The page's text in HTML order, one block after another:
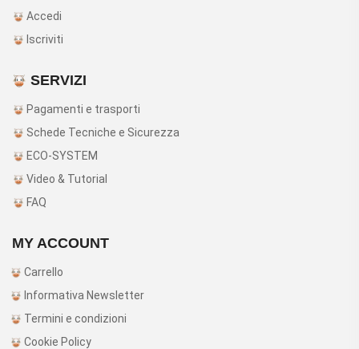
Accedi
Iscriviti
SERVIZI
Pagamenti e trasporti
Schede Tecniche e Sicurezza
ECO-SYSTEM
Video & Tutorial
FAQ
MY ACCOUNT
Carrello
Informativa Newsletter
Termini e condizioni
Cookie Policy